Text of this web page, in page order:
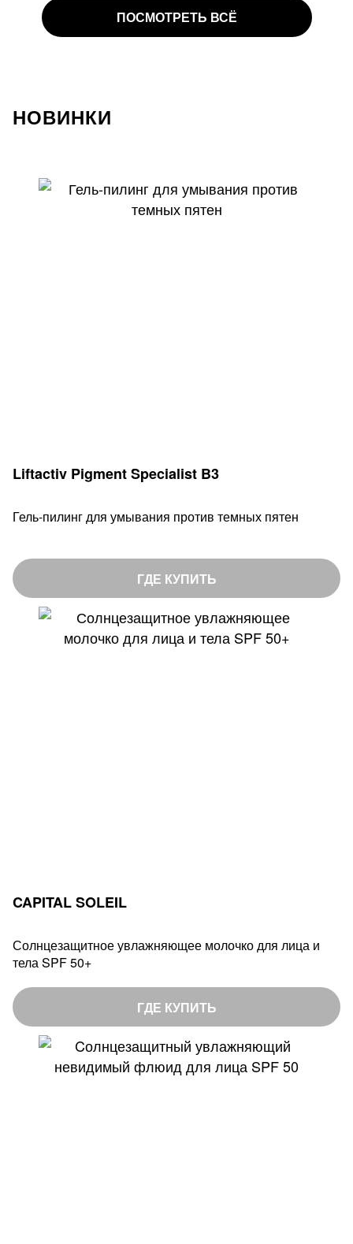
ПОСМОТРЕТЬ ВСЁ
ВОЛОС
НОВИНКИ
Liftactiv Pigment Specialist B3
Гель-пилинг для умывания против темных пятен
ГДЕ КУПИТЬ
CAPITAL SOLEIL
Солнцезащитное увлажняющее молочко для лица и
тела SPF 50+
ГДЕ КУПИТЬ